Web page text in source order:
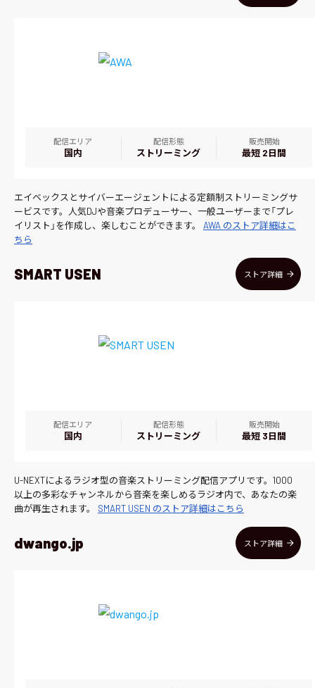
配信エリア
国内
配信形態
ストリーミング
販売開始
最短 2日間
エイベックスとサイバーエージェントによる定額制ストリーミングサ
ービスです。人気DJや音楽プロデューサー、一般ユーザーまで「プレ
イリスト」を作成し、楽しむことができます。 AWA のストア詳細はこ
ちら
SMART USEN ストア詳細
配信エリア
国内
配信形態
ストリーミング
販売開始
最短 3日間
U-NEXTによるラジオ型の音楽ストリーミング配信アプリです。1000
以上の多彩なチャンネルから音楽を楽しめるラジオ内で、あなたの楽
曲が再生されます。 SMART USEN のストア詳細はこちら
dwango.jp ストア詳細